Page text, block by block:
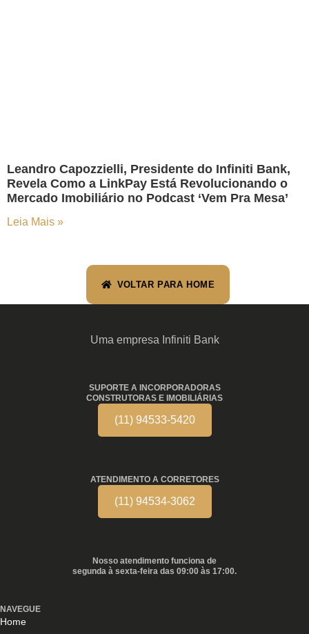
Leandro Capozzielli, Presidente do Infiniti Bank,
Revela Como a LinkPay Está Revolucionando o
Mercado Imobiliário no Podcast ‘Vem Pra Mesa’
Leia Mais »
VOLTAR PARA HOME
Uma empresa Infiniti Bank
SUPORTE A INCORPORADORAS
CONSTRUTORAS E IMOBILIÁRIAS
(11) 94533-5420
ATENDIMENTO A CORRETORES
(11) 94534-3062
Nosso atendimento funciona de
segunda à sexta-feira das 09:00 às 17:00.
NAVEGUE
Home